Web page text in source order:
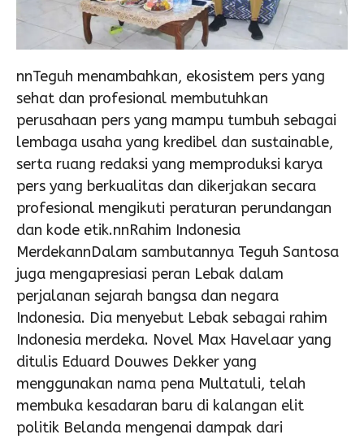
nnTeguh menambahkan, ekosistem pers yang
sehat dan profesional membutuhkan
perusahaan pers yang mampu tumbuh sebagai
lembaga usaha yang kredibel dan sustainable,
serta ruang redaksi yang memproduksi karya
pers yang berkualitas dan dikerjakan secara
profesional mengikuti peraturan perundangan
dan kode etik.nnRahim Indonesia
MerdekannDalam sambutannya Teguh Santosa
juga mengapresiasi peran Lebak dalam
perjalanan sejarah bangsa dan negara
Indonesia. Dia menyebut Lebak sebagai rahim
Indonesia merdeka. Novel Max Havelaar yang
ditulis Eduard Douwes Dekker yang
menggunakan nama pena Multatuli, telah
membuka kesadaran baru di kalangan elit
politik Belanda mengenai dampak dari